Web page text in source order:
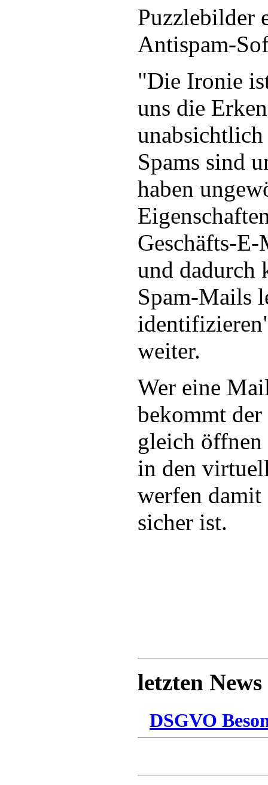
Puzzlebilder
Antispam-
"Die Ironie
uns die
Spams sind
haben
Geschäfts-
und dadurch
Spam-Mails
weiter.
Wer eine
bekommt
gleich öffnen
in den
werfen damit
sicher ist.
letzten News
DSGVO